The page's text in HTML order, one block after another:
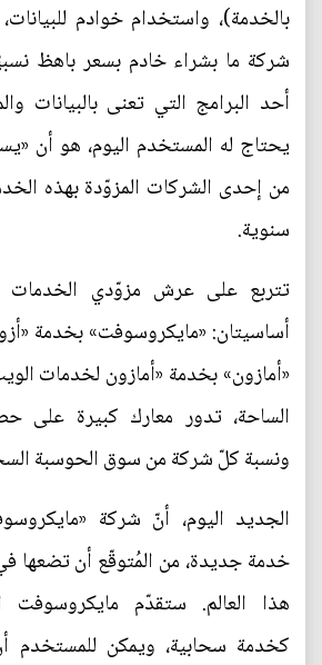
بالخدمة)، واستخدام خوادم
شركة ما بشراء خادم بسعر باهظ
أحد البرامج التي تعنى بالبيانات
يحتاج له المستخدم اليوم، هو أن
من إحدى الشركات المزوّدة بهذه
سنوية.
تتربع على عرش مزوّدي الخدمات
الساحة، تدور معارك كبيرة على
ونسبة كلّ شركة من سوق الحوسبة
الجديد اليوم، أنّ شركة
خدمة جديدة، من المُتوقّع أن تضعها
هذا العالم. ستقدّم مايكروسوفت
كخدمة سحابية، ويمكن للمستخدم